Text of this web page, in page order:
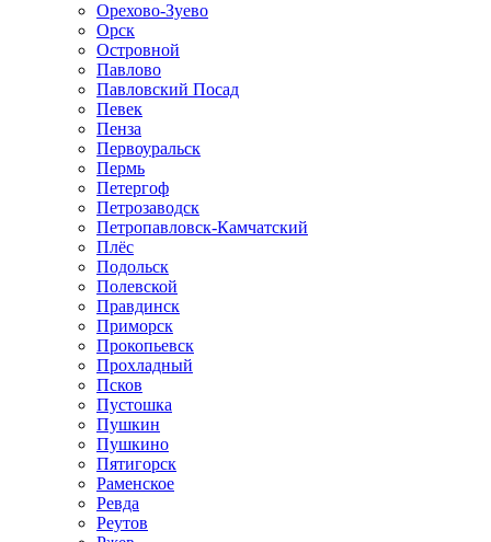
Орехово-Зуево
Орск
Островной
Павлово
Павловский Посад
Певек
Пенза
Первоуральск
Пермь
Петергоф
Петрозаводск
Петропавловск-Камчатский
Плёс
Подольск
Полевской
Правдинск
Приморск
Прокопьевск
Прохладный
Псков
Пустошка
Пушкин
Пушкино
Пятигорск
Раменское
Ревда
Реутов